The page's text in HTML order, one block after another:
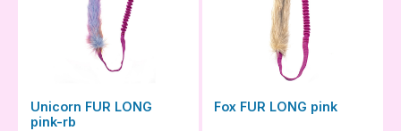
Unicorn FUR LONG
pink-rb
Fox FUR LONG pink